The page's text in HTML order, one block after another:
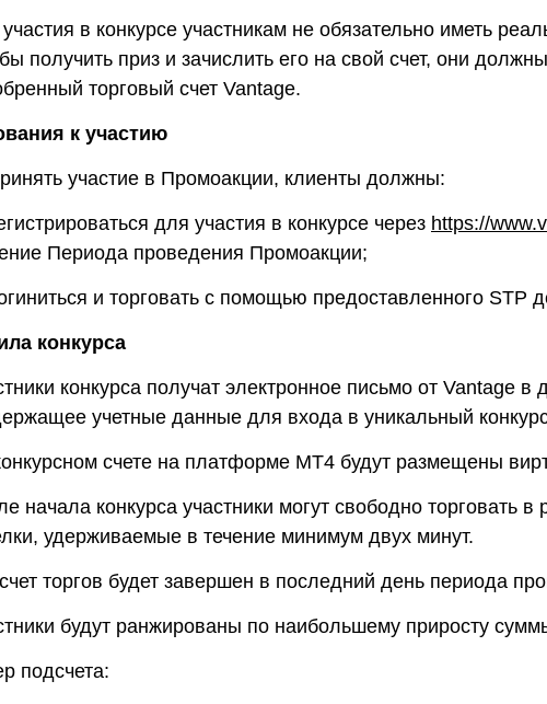
в конкурсе участникам не обязательно иметь
получить приз и зачислить его на свой счет, они
торговый счет Vantage.
к участию
участие в Промоакции, клиенты должны:
для участия в конкурсе через https://
Периода проведения Промоакции;
и торговать с помощью предоставленного STP
конкурса
конкурса получат электронное письмо от Vantage
учетные данные для входа в уникальный
счете на платформе MT4 будут размещены
начала конкурса участники могут свободно торговать
удерживаемые в течение минимум двух минут.
торгов будет завершен в последний день периода
будут ранжированы по наибольшему приросту
подсчета: